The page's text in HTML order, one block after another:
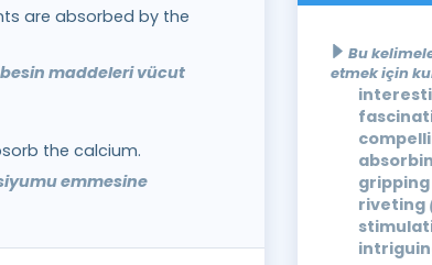
are absorbed by the
maddeleri vücut
the calcium.
emmesine
Bu
etmek için
gripping
riveting